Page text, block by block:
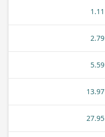
1.11
2.79
5.59
13.97
27.95